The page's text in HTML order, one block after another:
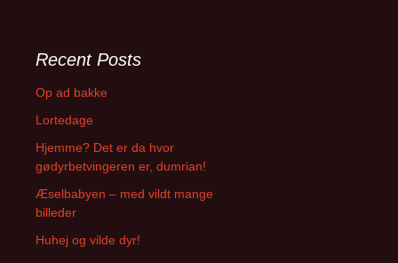
h
f
r
:
Recent Posts
Op ad bakke
Lortedage
Hjemme? Det er da hvor
gødyrbetvingeren er, dumrian!
Æselbabyen – med vildt mange
billeder
Huhej og vilde dyr!